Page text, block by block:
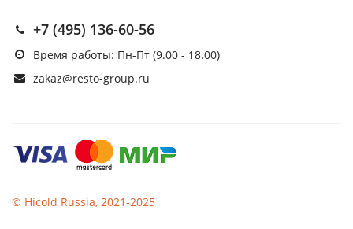
+7 (495) 136-60-56
Время работы: Пн-Пт (9.00 - 18.00)
zakaz@resto-group.ru
© Hicold Russia, 2021-2025